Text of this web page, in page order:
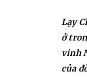
Lạy
ở
vinh
của